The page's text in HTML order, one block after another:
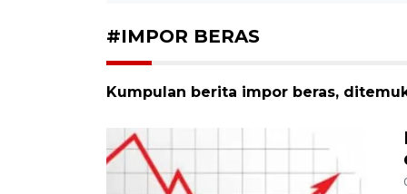
#IMPOR BERAS
Kumpulan berita impor beras,